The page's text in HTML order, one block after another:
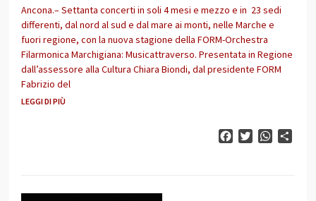
Ancona.– Settanta concerti in soli 4 mesi e mezzo e in 23 sedi
differenti, dal nord al sud e dal mare ai monti, nelle Marche e
fuori regione, con la nuova stagione della FORM-Orchestra
Filarmonica Marchigiana: Musicattraverso. Presentata in Regione
dall’assessore alla Cultura Chiara Biondi, dal presidente FORM
Fabrizio del
LEGGI DI PIÙ
FacebookTwitter